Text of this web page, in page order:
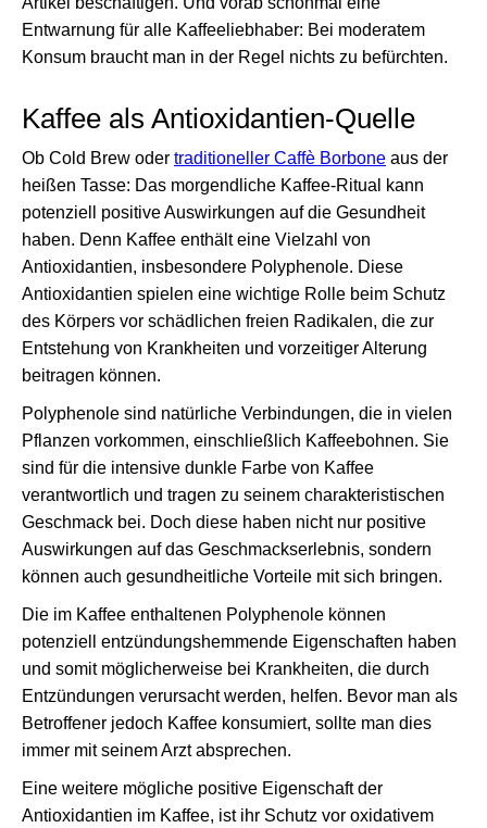
Entwarnung für alle Kaffeeliebhaber: Bei moderatem
Konsum braucht man in der Regel nichts zu befürchten.
Kaffee als Antioxidantien-Quelle
Ob Cold Brew oder traditioneller Caffè Borbone aus der
heißen Tasse: Das morgendliche Kaffee-Ritual kann
potenziell positive Auswirkungen auf die Gesundheit
haben. Denn Kaffee enthält eine Vielzahl von
Antioxidantien, insbesondere Polyphenole. Diese
Antioxidantien spielen eine wichtige Rolle beim Schutz
des Körpers vor schädlichen freien Radikalen, die zur
Entstehung von Krankheiten und vorzeitiger Alterung
beitragen können.
Polyphenole sind natürliche Verbindungen, die in vielen
Pflanzen vorkommen, einschließlich Kaffeebohnen. Sie
sind für die intensive dunkle Farbe von Kaffee
verantwortlich und tragen zu seinem charakteristischen
Geschmack bei. Doch diese haben nicht nur positive
Auswirkungen auf das Geschmackserlebnis, sondern
können auch gesundheitliche Vorteile mit sich bringen.
Die im Kaffee enthaltenen Polyphenole können
potenziell entzündungshemmende Eigenschaften haben
und somit möglicherweise bei Krankheiten, die durch
Entzündungen verursacht werden, helfen. Bevor man als
Betroffener jedoch Kaffee konsumiert, sollte man dies
immer mit seinem Arzt absprechen.
Eine weitere mögliche positive Eigenschaft der
Antioxidantien im Kaffee, ist ihr Schutz vor oxidativem